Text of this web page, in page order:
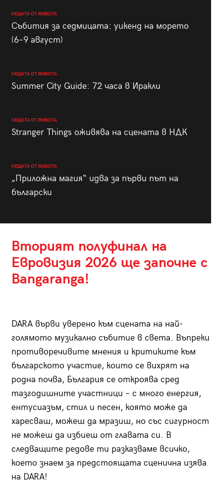
НЕЩАТА ОТ ЖИВОТА
Събития за седмицата: уикенд на морето
(6–9 август)
НЕЩАТА ОТ ЖИВОТА
Summer City Guide: 72 часа в Иракли
НЕЩАТА ОТ ЖИВОТА
Stranger Things оживява на сцената в НДК
НЕЩАТА ОТ ЖИВОТА
„Приложна магия“ идва за първи път на
български
Вторият полуфинал на
Евровизия 2026 ще започне с
Bangaranga!
DARA върви уверено към сцената на най-
голямото музикално събитие в света. Въпреки
противоречивите мнения и критиките към
българското участие, които се вихрят на
родна почва, България се откроява сред
тазгодишните участници – с много енергия,
ентусиазъм, стил и песен, която може да
харесваш, можеш да мразиш, но със сигурност
не можеш да избиеш от главата си. В
следващите редове ти разказваме всичко,
което знаем за предстоящата сценична изява
на DARA!